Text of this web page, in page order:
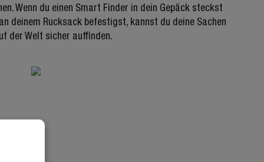
Wenn du einen Smart Finder in dein Gepäck steckst
deinem Rucksack befestigst, kannst du deine Sachen
der Welt sicher auffinden.